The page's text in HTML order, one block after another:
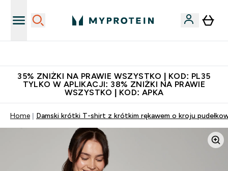
35% ZNIŻKI NA PRAWIE WSZYSTKO | KOD: PL35
TYLKO W APLIKACJI: 38% ZNIŻKI NA PRAWIE
WSZYSTKO | KOD: APKA
Home Damski krótki T-shirt z krótkim rękawem o kroju